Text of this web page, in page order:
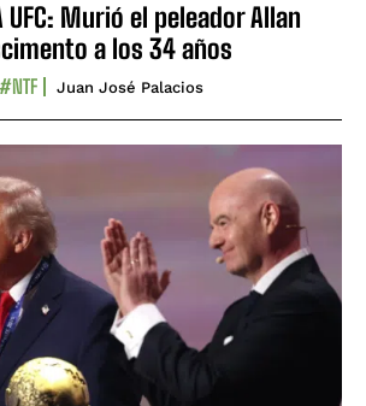
UFC: Murió el peleador Allan
a los 34 años
#NTF Juan José Palacios